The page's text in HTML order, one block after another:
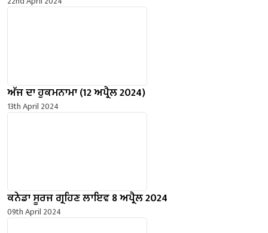
ਅੱਜ ਦਾ ਹੁਕਮਨਾਮਾ (12 ਅਪ੍ਰੈਲ 2024)
13th April 2024
ਕਨੇਡਾ ਸੂਰਜ ਗ੍ਰਹਿਣ ਲਾਇਵ 8 ਅਪ੍ਰੈਲ 2024
09th April 2024